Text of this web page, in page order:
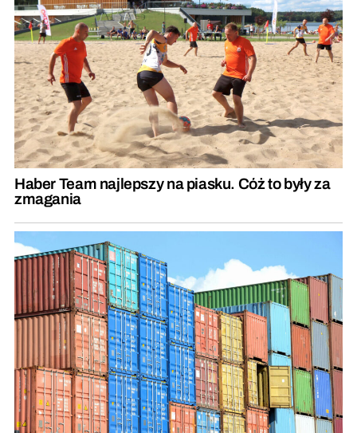
Haber Team najlepszy na piasku. Cóż to były za
zmagania